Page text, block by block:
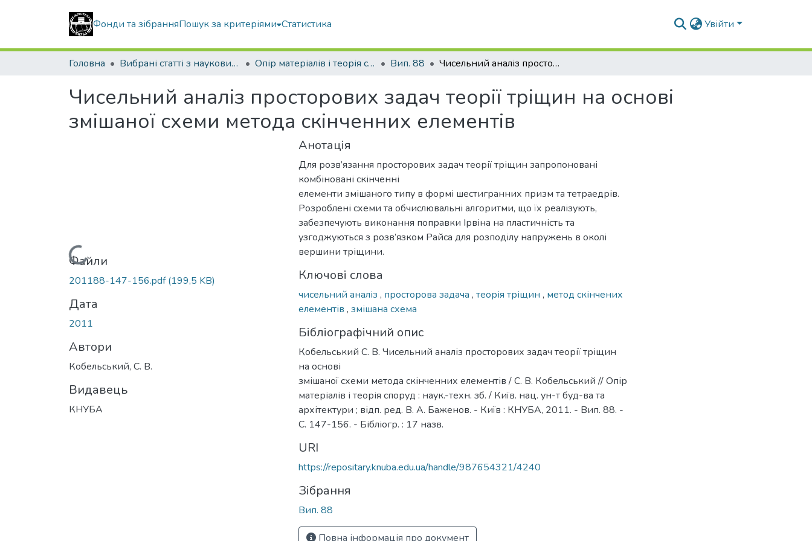
Фонди та зібранняПошук за критеріями Статистика Увійти
Головна Вибрані статті з наукових збірників КНУБА Опір матеріалів і теорія споруд Вип. 88 Чисельний аналіз просторових задач теорії тріщин на основі змішаної схеми метода скінченних елементів
Чисельний аналіз просторових задач теорії тріщин на основі
змішаної схеми метода скінченних елементів
Вантажиться...
Файли
201188-147-156.pdf(199,5 KB)
Дата
2011
Автори
Кобельський, С. В.
Видавець
КНУБА
Анотація
Для розв’язання просторових задач теорії тріщин запропоновані
комбіновані скінченні
елементи змішаного типу в формі шестигранних призм та тетраедрів.
Розроблені схеми та обчислювальні алгоритми, що їх реалізують,
забезпечують виконання поправки Ірвіна на пластичність та
узгоджуються з розв’язком Райса для розподілу напружень в околі
вершини тріщини.
Ключові слова
чисельний аналіз , просторова задача , теорія тріщин , метод скінчених
елементів , змішана схема
Бібліографічний опис
Кобельський С. В. Чисельний аналіз просторових задач теорії тріщин
на основі
змішаної схеми метода скінченних елементів / С. В. Кобельський // Опір
матеріалів і теорія споруд : наук.-техн. зб. / Київ. нац. ун-т буд-ва та
архітектури ; відп. ред. В. А. Баженов. - Київ : КНУБА, 2011. - Вип. 88. -
С. 147-156. - Бібліогр. : 17 назв.
URI
https://repositary.knuba.edu.ua/handle/987654321/4240
Зібрання
Вип. 88
Повна інформація про документ